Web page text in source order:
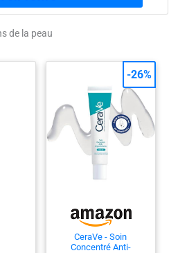
de la peau
CeraVe - Soin
Concentré Anti-
-26%